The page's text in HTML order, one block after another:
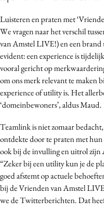
Luisteren en praten met
We vragen naar het verschil
van Amstel LIVE!) en een
evident: een experience is
vooral gericht op
om ons merk relevant te maken
experience of utility is. Het
‘domeinbewoners’, aldus Maud.
Teamlink is niet zomaar
ontdekte door te praten met hun
ook bij de invulling en uitrol zijn
“Zeker bij een utility kun je de
goed afstemt op actuele
bij de Vrienden van Amstel
we de Twitterberichten. Dat